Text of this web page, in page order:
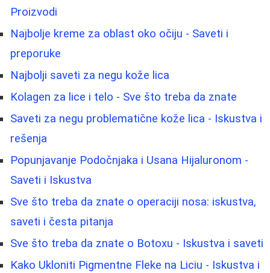
Proizvodi
Najbolje kreme za oblast oko očiju - Saveti i
preporuke
Najbolji saveti za negu kože lica
Kolagen za lice i telo - Sve što treba da znate
Saveti za negu problematične kože lica - Iskustva i
rešenja
Popunjavanje Podočnjaka i Usana Hijaluronom -
Saveti i Iskustva
Sve što treba da znate o operaciji nosa: iskustva,
saveti i česta pitanja
Sve što treba da znate o Botoxu - Iskustva i saveti
Kako Ukloniti Pigmentne Fleke na Liciu - Iskustva i